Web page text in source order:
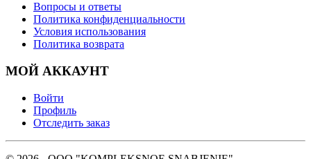
Вопросы и ответы
Политика конфиденциальности
Условия использования
Политика возврата
МОЙ АККАУНТ
Войти
Профиль
Отследить заказ